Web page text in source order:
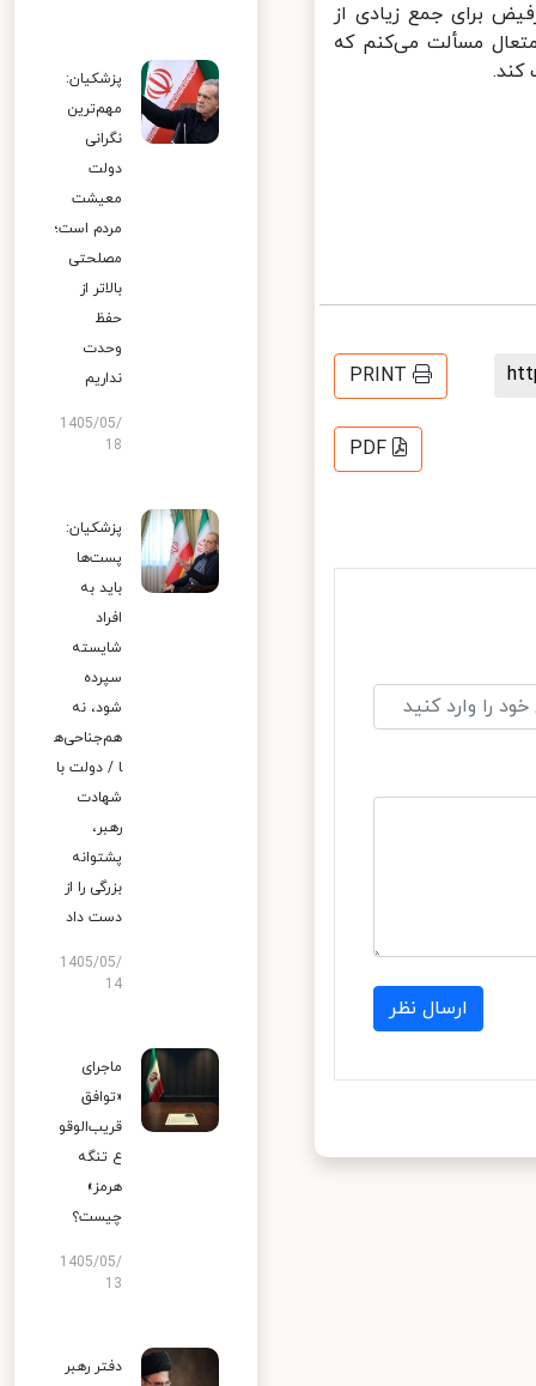
برای جمع زیادی از
مسألت می‌کنم که
PRINT
PDF
ارسال نظر
پزشکیان:
مهم‌ترین
نگرانی
دولت
معیشت
مردم است؛
مصلحتی
بالاتر از
حفظ
وحدت
نداریم
1405/05/
18
پزشکیان:
پست‌ها
باید به
افراد
شایسته
سپرده
شود، نه
هم‌جناحی‌ه
ا / دولت با
شهادت
رهبر،
پشتوانه
بزرگی را از
دست داد
1405/05/
14
ماجرای
«توافق
قریب‌الوقو
ع تنگه
هرمز»
چیست؟
1405/05/
13
دفتر رهبر